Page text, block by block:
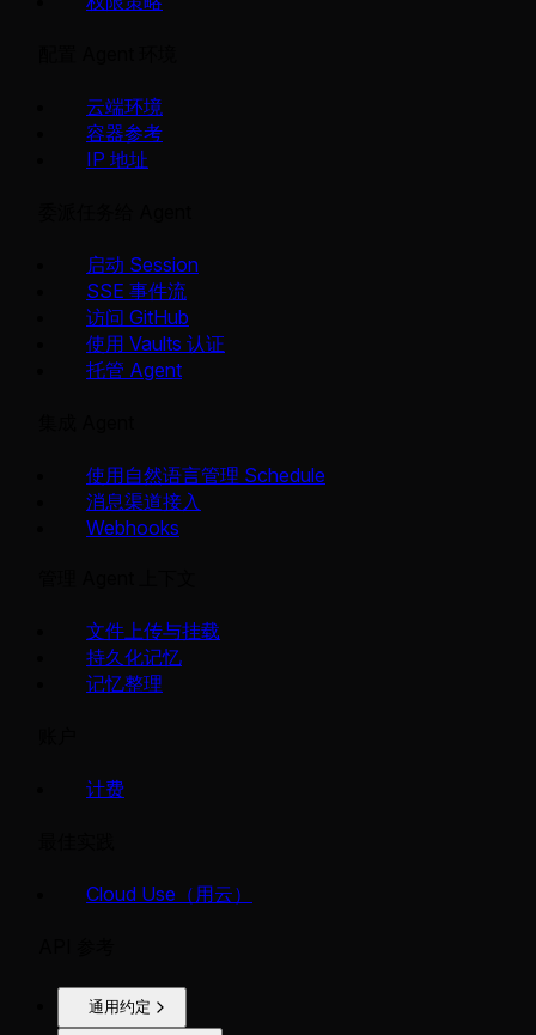
云端环境
容器参考
IP 地址
启动 Session
SSE 事件流
访问 GitHub
使用 Vaults 认证
托管 Agent
使用自然语言管理 Schedule
消息渠道接入
Webhooks
文件上传与挂载
持久化记忆
记忆整理
计费
Cloud Use（用云）
通用约定